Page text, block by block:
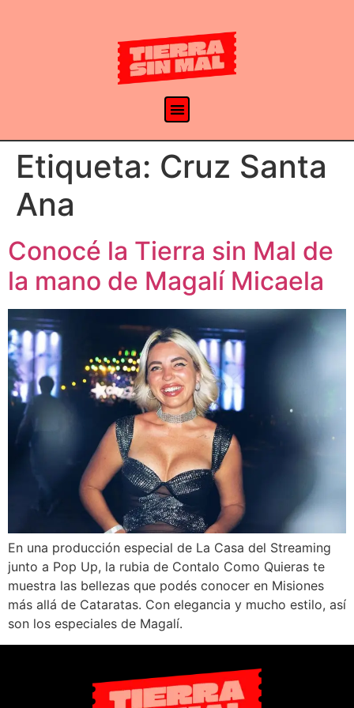
Etiqueta: Cruz Santa
Ana
Conocé la Tierra sin Mal de
la mano de Magalí Micaela
En una producción especial de La Casa del Streaming
junto a Pop Up, la rubia de Contalo Como Quieras te
muestra las bellezas que podés conocer en Misiones
más allá de Cataratas. Con elegancia y mucho estilo, así
son los especiales de Magalí.